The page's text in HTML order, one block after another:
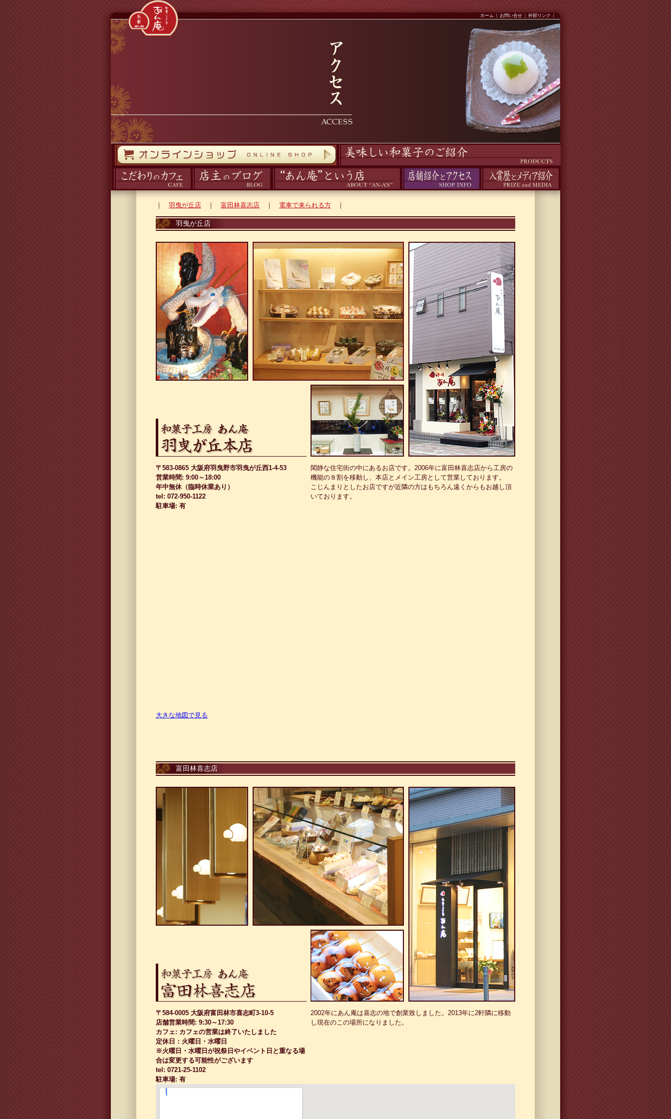
ホーム お問い合せ 外部リンク
｜ 羽曳が丘店 ｜ 富田林喜志店 ｜ 電車で来られる方 ｜
羽曳が丘店
〒583-0865 大阪府羽曳野市羽曳が丘西1-4-53
営業時間: 9:00～18:00
年中無休（臨時休業あり）
tel: 072-950-1122
駐車場: 有
閑静な住宅街の中にあるお店です。2006年に富田林喜志店から工房の
機能の８割を移動し、本店とメイン工房として営業しております。
こじんまりとしたお店ですが近隣の方はもちろん遠くからもお越し頂
いております。
大きな地図で見る
富田林喜志店
〒584-0005 大阪府富田林市喜志町3-10-5
店舗営業時間: 9:30～17:30
カフェ: カフェの営業は終了いたしました
定休日：火曜日・水曜日
※火曜日・水曜日が祝祭日やイベント日と重なる場
合は変更する可能性がございます
tel: 0721-25-1102
駐車場: 有
2002年にあん庵は喜志の地で創業致しました。2013年に2軒隣に移動
し現在のこの場所になりました。